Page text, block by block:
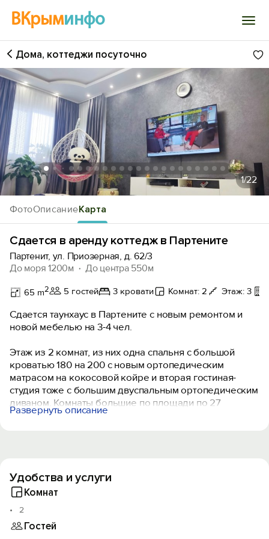
ВКрыминфо
Войти
Избранное
История просмотра
Добавить свой объект
ФотоОписаниеКарта
Дома, коттеджи посуточно
1/22
Сдается в аренду коттедж в Партените
Партенит, ул. Приозерная, д. 62/3
До моря 1200м
До центра 550м
65 m2 5 гостей 3 кровати Комнат: 2 Этаж: 3
Сдается таунхаус в Партените с новым ремонтом и
новой мебелью на 3-4 чел.
Этаж из 2 комнат, из них одна спальня с большой
кроватью 180 на 200 с новым ортопедическим
матрасом на кокосовой койре и вторая гостиная-
студия тоже с большим двуспальным ортопедическим
диваном. Комнаты большие по площади по 27
квадратных метров и с высокими потолками по 3
поколения 4к 55 диагональ со смарт ТВ, вай-фай.
Имеется домашний кинотеатр Sony с акустической
сушкой. Варочная поверхность, духовой шкаф,
холодильник, пароутюг, соковыжималка, и другая
Развернуть описание
Удобства и услуги
Комнат
2
Гостей